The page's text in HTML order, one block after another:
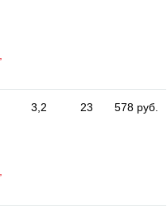
3,2 23 578 руб.